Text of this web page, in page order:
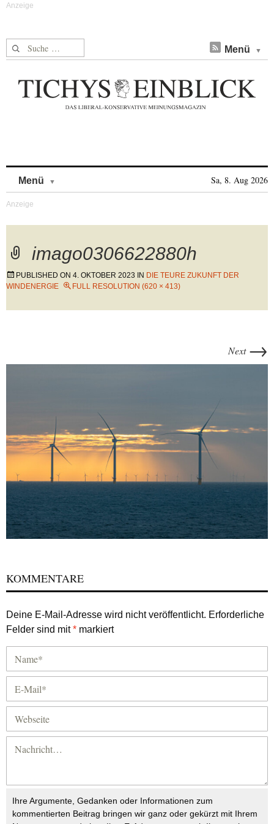
Suche nach: Menü
Menü Sa, 8. Aug 2026
imago0306622880h
PUBLISHED ON 4. OKTOBER 2023 IN DIE TEURE ZUKUNFT DER
WINDENERGIE
FULL RESOLUTION (620 × 413)
Next →
KOMMENTARE
Deine E-Mail-Adresse wird nicht veröffentlicht. Erforderliche
Felder sind mit* markiert
Ihre Argumente, Gedanken oder Informationen zum
kommentierten Beitrag bringen wir ganz oder gekürzt mit Ihrem